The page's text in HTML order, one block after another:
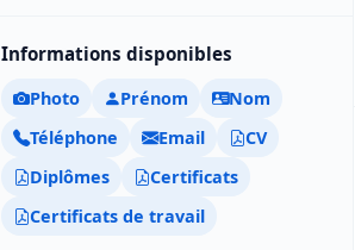
Informations disponibles
Photo Prénom
Nom
Téléphone
Email
CV
Diplômes
Certificats
Certificats de travail